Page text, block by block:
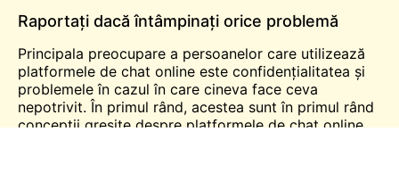
Raportați dacă întâmpinați orice problemă
Principala preocupare a persoanelor care utilizează
platformele de chat online este confidențialitatea și
problemele în cazul în care cineva face ceva
nepotrivit. În primul rând, acestea sunt în primul rând
concepții greșite despre platformele de chat online.